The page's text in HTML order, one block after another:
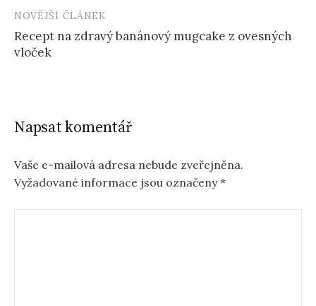
NOVĚJŠÍ ČLÁNEK
Recept na zdravý banánový mugcake z ovesných
vloček
Napsat komentář
Vaše e-mailová adresa nebude zveřejněna.
Vyžadované informace jsou označeny*